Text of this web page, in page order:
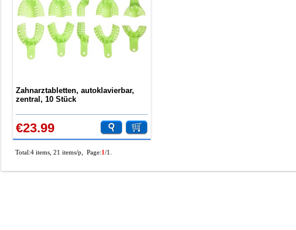
Zahnarztabletten, autoklavierbar,
zentral, 10 Stück
€23.99
Total:4 items, 21 items/p, Page:1/1.